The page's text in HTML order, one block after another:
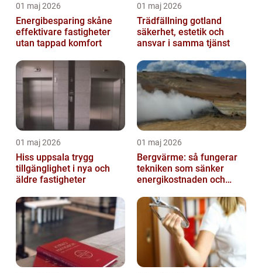
01 maj 2026
Energibesparing skåne
effektivare fastigheter
utan tappad komfort
01 maj 2026
Trädfällning gotland
säkerhet, estetik och
ansvar i samma tjänst
01 maj 2026
Hiss uppsala trygg
tillgänglighet i nya och
äldre fastigheter
01 maj 2026
Bergvärme: så fungerar
tekniken som sänker
energikostnaden och